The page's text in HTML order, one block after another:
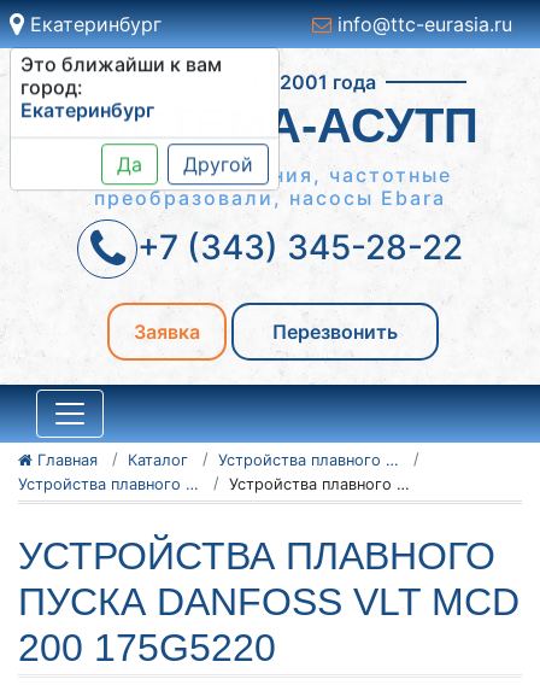
Екатеринбург
Это ближайши к вам
город:
Екатеринбург
Да Другой
info@ttc-eurasia.ru
Работаем с 2001 года
СИСТЕМА-АСУТП
Шкафы управления, частотные
преобразовали, насосы Ebara
+7 (343) 345-28-22
Заявка Перезвонить
Главная Каталог
Устройства плавного пуска Danfoss
Устройства плавного пуска Danfoss серии VLT MCD 200
Устройства плавного пуска Danfoss VLT MCD 200 175G5220
УСТРОЙСТВА ПЛАВНОГО
ПУСКА DANFOSS VLT MCD
200 175G5220